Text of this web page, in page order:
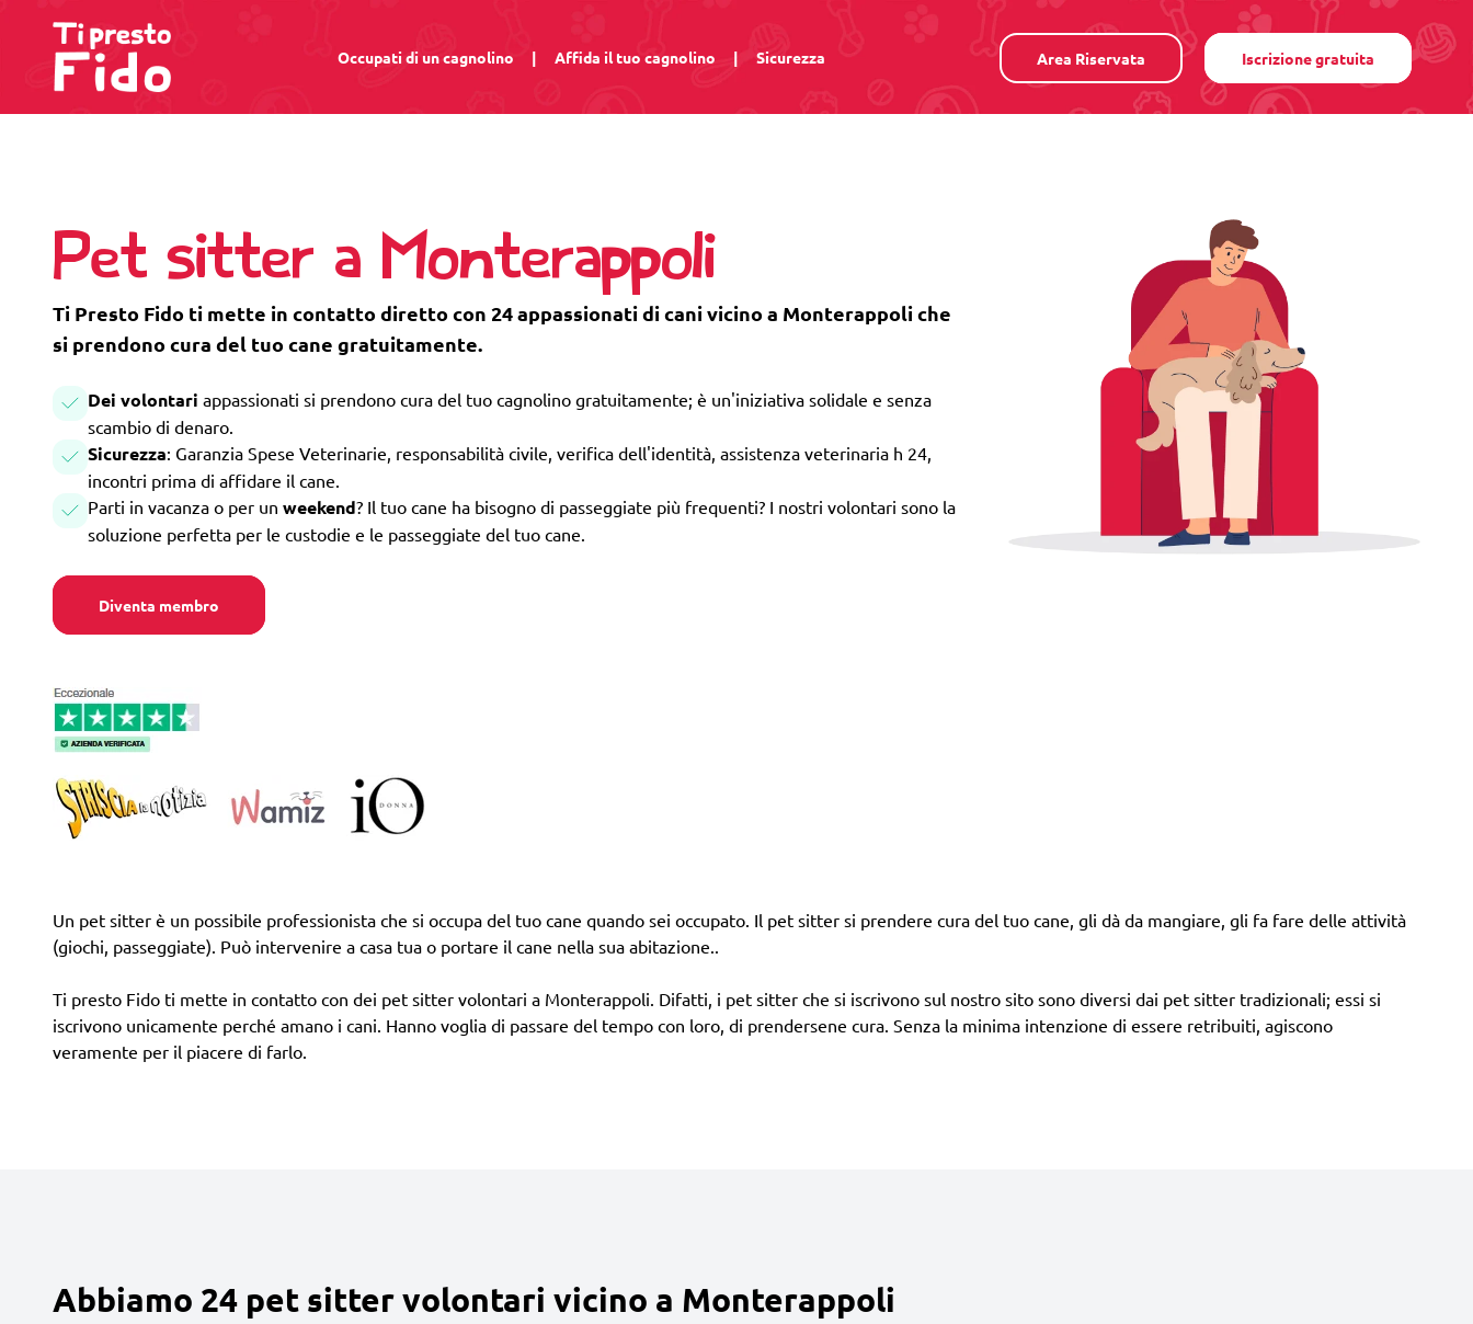
Occupati di un cagnolino | Affida il tuo cagnolino | Sicurezza Area Riservata Iscrizione gratuita
Pet sitter a Monterappoli
Ti Presto Fido ti mette in contatto diretto con 24 appassionati di cani vicino a Monterappoli che
si prendono cura del tuo cane gratuitamente.
Dei volontari appassionati si prendono cura del tuo cagnolino gratuitamente; è un'iniziativa solidale e senza
scambio di denaro.
Sicurezza: Garanzia Spese Veterinarie, responsabilità civile, verifica dell'identità, assistenza veterinaria h 24,
incontri prima di affidare il cane.
Parti in vacanza o per un weekend? Il tuo cane ha bisogno di passeggiate più frequenti? I nostri volontari sono la
soluzione perfetta per le custodie e le passeggiate del tuo cane.
Diventa membro
Un pet sitter è un possibile professionista che si occupa del tuo cane quando sei occupato. Il pet sitter si prendere cura del tuo cane, gli dà da mangiare, gli fa fare delle attività
(giochi, passeggiate). Può intervenire a casa tua o portare il cane nella sua abitazione..
Ti presto Fido ti mette in contatto con dei pet sitter volontari a Monterappoli. Difatti, i pet sitter che si iscrivono sul nostro sito sono diversi dai pet sitter tradizionali; essi si
iscrivono unicamente perché amano i cani. Hanno voglia di passare del tempo con loro, di prendersene cura. Senza la minima intenzione di essere retribuiti, agiscono
veramente per il piacere di farlo.
Abbiamo 24 pet sitter volontari vicino a Monterappoli